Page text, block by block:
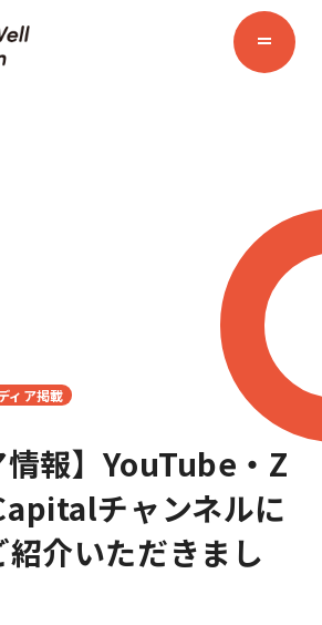
ィア掲載
情報】YouTube・Z
チャンネルに
介いただきまし